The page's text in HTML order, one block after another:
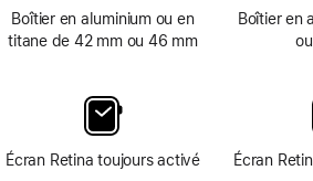
Boîtier en aluminium ou en
titane de 42 mm ou 46 mm
Écran Retina toujours activé
Boîtier en
Écran